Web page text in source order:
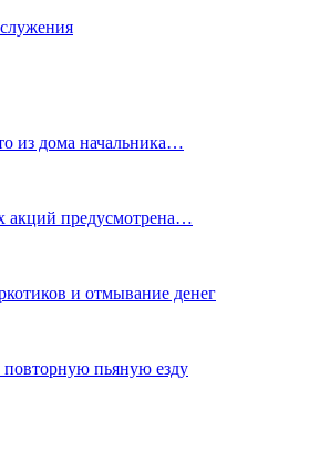
из дома начальника…
акций предусмотрена…
и отмывание денег
пьяную езду